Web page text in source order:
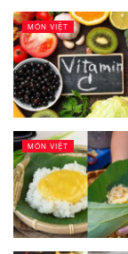
MÓN VIỆT
MÓN VIỆT